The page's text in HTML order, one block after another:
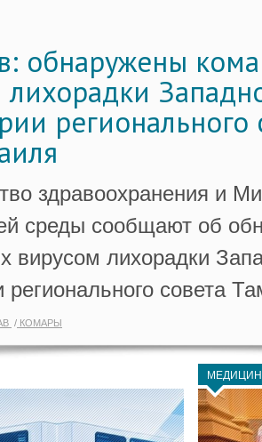
обнаружены
лихорадки
регионального
здравоохранения и
среды сообщают об
вирусом лихорадки
регионального совета
КОМАРЫ